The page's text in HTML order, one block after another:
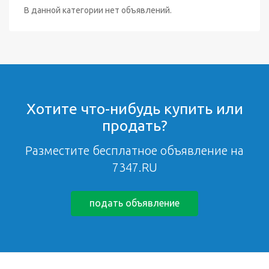
В данной категории нет объявлений.
Хотите что-нибудь купить или
продать?
Разместите бесплатное объявление на
7347.RU
подать объявление